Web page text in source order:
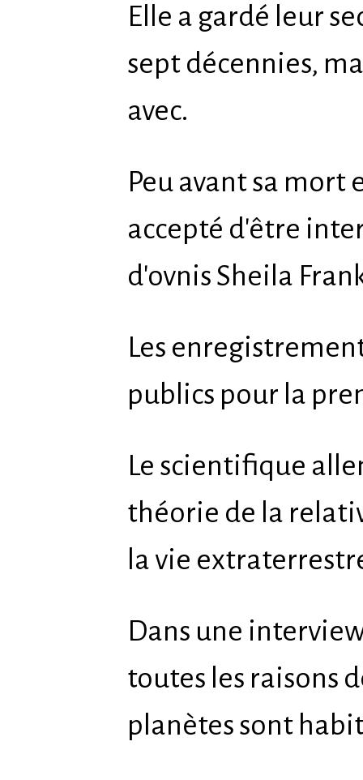
Elle a gardé leur
sept décennies,
avec.
Peu avant sa mort
accepté d'être
d'ovnis Sheila
Les
publics pour la
Le scientifique
théorie de la
la vie
Dans une
toutes les raisons
planètes sont